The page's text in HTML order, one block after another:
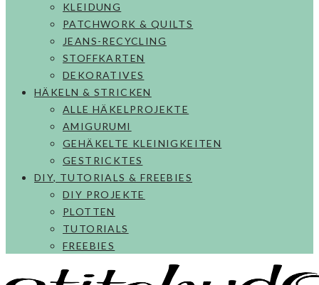
KLEIDUNG
PATCHWORK & QUILTS
JEANS-RECYCLING
STOFFKARTEN
DEKORATIVES
HÄKELN & STRICKEN
ALLE HÄKELPROJEKTE
AMIGURUMI
GEHÄKELTE KLEINIGKEITEN
GESTRICKTES
DIY, TUTORIALS & FREEBIES
DIY PROJEKTE
PLOTTEN
TUTORIALS
FREEBIES